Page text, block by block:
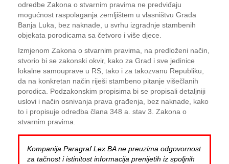
odredbe Zakona o stvarnim pravima ne predviđaju
mogućnost raspolaganja zemljištem u vlasništvu Grada
Banja Luka, bez naknade, u svrhu izgradnje stambenih
objekata porodicama sa četvoro i više djece.
Izmjenom Zakona o stvarnim pravima, na predloženi način,
stvorio bi se zakonski okvir, kako za Grad i sve jedinice
lokalne samouprave u RS, tako i za takozvanu Republiku,
da na konkretan način riješi stambeno pitanje višečlanih
porodica. Podzakonskim propisima bi se propisali detaljniji
uslovi i način osnivanja prava građenja, bez naknade, kako
to i propisuje odredba člana 348 a. stav 3. Zakona o
stvarnim pravima.
Kompanija Paragraf Lex BA ne preuzima odgovornost
za tačnost i istinitost informacija prenijetih iz spoljnih